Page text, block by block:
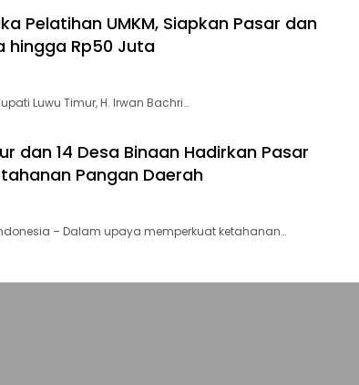
Pelatihan UMKM, Siapkan Pasar dan
hingga Rp50 Juta
Luwu Timur, H. Irwan Bachri…
dan 14 Desa Binaan Hadirkan Pasar
Pangan Daerah
– Dalam upaya memperkuat ketahanan…